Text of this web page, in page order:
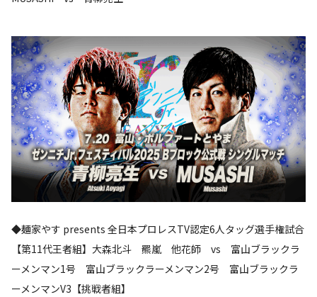
◆麺家やす presents 全日本プロレスTV認定6人タッグ選手権試合
【第11代王者組】大森北斗 羆嵐 他花師 vs 富山ブラックラ
ーメンマン1号 富山ブラックラーメンマン2号 富山ブラックラ
ーメンマンV3【挑戦者組】